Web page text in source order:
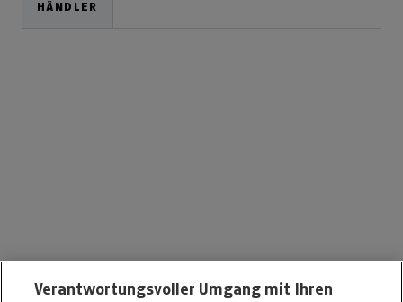
HÄNDLER
da emobil GmbH
Verantwortungsvoller Umgang mit Ihren